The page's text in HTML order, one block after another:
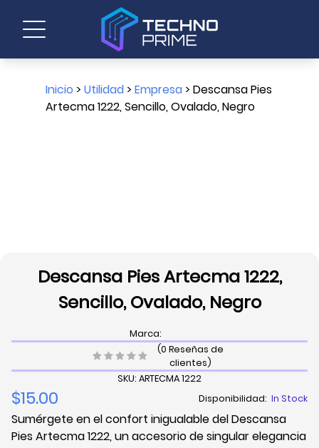
Inicio > Utilidad> Empresa> Descansa Pies
Artecma 1222, Sencillo, Ovalado, Negro
Descansa Pies Artecma 1222,
Sencillo, Ovalado, Negro
Marca:
(0 Reseñas de
clientes)
SKU: ARTECMA 1222
$15.00 Disponibilidad: In Stock
Sumérgete en el confort inigualable del Descansa
Pies Artecma 1222, un accesorio de singular elegancia